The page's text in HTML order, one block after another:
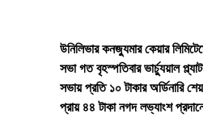
উনিলিভার কনজ্যুমার কেয়ার
সভা গত বৃহস্পতিবার ভার্চ্যুয়াল
সভায় প্রতি ১০ টাকার অর্ডিনারি
প্রায় ৪৪ টাকা নগদ লভ্যাংশ